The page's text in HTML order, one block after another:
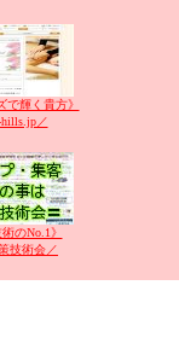
で輝く貴方》
hills.jp／
のNo.1》
技術会／